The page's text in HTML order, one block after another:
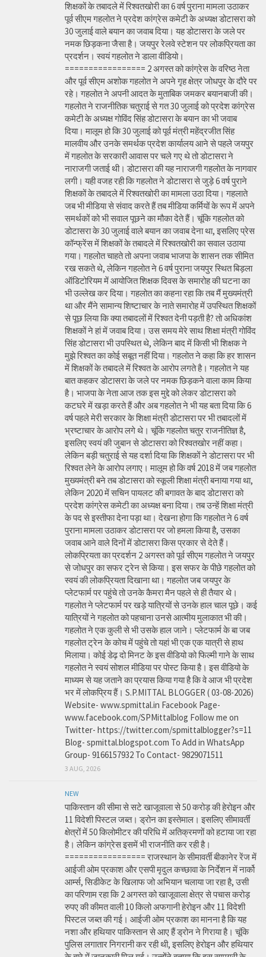
शिक्षकों के तबादले में रिश्वतखोरी का 6 वर्ष पुराना मामला उठाकर
पूर्व सीएम गहलोत ने प्रदेश कांग्रेस कमेटी के अध्यक्ष डोटासरा को
30 जुलाई वाले बयान का जवाब दिया। यह डोटासरा के जले पर
नमक छिड़कना जैसा है। जयपुर रेलवे स्टेशन पर लोकप्रियता का
प्रदर्शन। स्वयं गहलोत ने डाला वीडियो।
================= 2 अगस्त को कांग्रेस के वरिष्ठ नेता
और पूर्व सीएम अशोक गहलोत ने अपने गृह क्षेत्र जोधपुर के दौरे पर
रहे। गहलोत ने अपनी आदत के मुताबिक जमकर बयानबाजी की।
गहलोत ने राजनीतिक चतुराई से गत 30 जुलाई को प्रदेश कांग्रेस
कमेटी के अध्यक्ष गोविंद सिंह डोटासरा के बयान का भी जवाब
दिया। मालूम हो कि 30 जुलाई को पूर्व मंत्री महेंद्रजीत सिंह
मालवीय और उनके समर्थक प्रदेश कार्यालय आने से पहले जयपुर
में गहलोत के सरकारी आवास पर चले गए थे तो डोटासरा ने
नाराजगी जताई थी। डोटासरा की यह नाराजगी गहलोत के नागवार
लगी। यही वजह रही कि गहलोत ने डोटासरा से जुड़े 6 वर्ष पुराने
शिक्षकों के तबादले में रिश्वतखोरी का मामला उठा दिया। गहलाते
जब भी मीडिया से संवाद करते हैं तब मीडिया कर्मियों के रूप में अपने
समर्थकों को भी सवाल पूछने का मौका देते हैं। चूंकि गहलोत को
डोटासरा के 30 जुलाई वाले बयान का जवाब देना था, इसलिए प्रेस
कॉन्फ्रेंस में शिक्षकों के तबादले में रिश्वतखोरी का सवाल उठाया
गया। गहलोत चाहते तो अपना जवाब भाजपा के शासन तक सीमित
रख सकते थे, लेकिन गहलोत ने 6 वर्ष पुराना जयपुर स्थित बिड़ला
ऑडिटोरियम में आयोजित शिक्षक दिवस के समारोह की घटना का
भी उल्लेख कर दिया। गहलोत का कहना रहा कि तब मैं मुख्यमंत्री
था और मैंने सामान्य शिष्टाचार के नाते समारोह में उपस्थित शिक्षकों
से पूछ लिया कि क्या तबादलों में रिश्वत देनी पड़ती है? तो अधिकांश
शिक्षकों ने हां में जवाब दिया। उस समय मेरे साथ शिक्षा मंत्री गोविंद
सिंह डोटासरा भी उपस्थित थे, लेकिन बाद में किसी भी शिक्षक ने
मुझे रिश्वत का कोई सबूत नहीं दिया। गहलोत ने कहा कि हर शासन
में शिक्षकों के तबादले में रिश्वत के आरोप लगते है। गहलोत ने यह
बात कहकर डोटासरा के जले पर नमक छिड़कने वाला काम किया
है। भाजपा के नेता आज तक इस मुद्दे को लेकर डोटासरा को
कटघरे में खड़ा करते हैं और अब गहलोत ने भी यह बता दिया कि 6
वर्ष पहले मेरी सरकार के शिक्षा मंत्री डोटासरा पर भी तबादलों में
भ्रष्टाचार के आरोप लगे थे। चूंकि गहलोत चतुर राजनीतिज्ञ है,
इसलिए स्वयं की जुबान से डोटासरा को रिश्वतखोर नहीं कहा।
लेकिन बड़ी चतुराई से यह दर्शा दिया कि शिक्षकों ने डोटासरा पर भी
रिश्वत लेने के आरोप लगाए। मालूम हो कि वर्ष 2018 में जब गहलोत
मुख्यमंत्री बने तब डोटासरा को स्कूली शिक्षा मंत्री बनाया गया था,
लेकिन 2020 में सचिन पायलट की बगावत के बाद डोटासरा को
प्रदेश कांग्रेस कमेटी का अध्यक्ष बना दिया। तब उन्हें शिक्षा मंत्री
के पद से इस्तीफा देना पड़ा था। देखना होगा कि गहलोत ने 6 वर्ष
पुराना मामला उठाकर डोटासरा पर जो हमला किया है, उसका
जवाब आने वाले दिनों में डोटासरा किस प्रकार से देते हैं।
लोकप्रियता का प्रदर्शन 2 अगस्त को पूर्व सीएम गहलोत ने जयपुर
से जोधपुर का सफर ट्रेन से किया। इस सफर के पीछे गहलोत को
स्वयं की लोकप्रियता दिखाना था। गहलोत जब जयपुर के
प्लेटफार्म पर पहुंचे तो उनके कैमरा मैन पहले से ही तैयार थे।
गहलोत ने प्लेटफार्म पर खड़े यात्रियों से उनके हाल चाल पूछे। कई
यात्रियों ने गहलोत को पहचाना उनसे आत्मीय मुलाकात भी की।
गहलोत ने एक कुली से भी उसके हाल जाने। प्लेटफार्म के बा जब
गहलोत ट्रेन के कोच में पहुंचे तो यहां भी एक एक यात्री से हाथ
मिलाया। कोई डेढ़ दो मिनट के इस वीडियो को फिल्मी गाने के साथ
गहलोत ने स्वयं सोशल मीडिया पर पोस्ट किया है। इस वीडियो के
माध्यम से यह जताने का प्रयास किया गया है कि वे आज भी प्रदेश
भर में लोकप्रिय हैं। S.P.MITTAL BLOGGER ( 03-08-2026)
Website- www.spmittal.in Facebook Page-
www.facebook.com/SPMittalblog Follow me on
Twitter- https://twitter.com/spmittalblogger?s=11
Blog- spmittal.blogspot.com To Add in WhatsApp
Group- 9166157932 To Contact- 9829071511
3 AUG, 2026
NEW
पाकिस्तान की सीमा से सटे खाजूवाला से 50 करोड़ की हेरोइन और
11 विदेशी पिस्टल जब्त। ड्रोन का इस्तेमाल। इसलिए सीमावर्ती
क्षेत्रों में 50 किलोमीटर की परिधि में अतिक्रमणों को हटाया जा रहा
है। लेकिन कांग्रेस इसमें भी राजनीति कर रही है।
================= राजस्थान के सीमावर्ती बीकानेर रेंज में
आईजी ओम प्रकाश और एसपी मृदुल कच्छावा के निर्देशन में नार्को
आर्म्स, सिडीकेट के खिलाफ जो अभियान चलाया जा रहा है, उसी
का परिणाम रहा कि 2 अगस्त को खाजूवाला क्षेत्र से पचास करोड़
रुपए की कीमत वाली 10 किलो अफगानी हेरोइन और 11 विदेशी
पिस्टल जब्त की गई। आईजी ओम प्रकाश का मानना है कि यह
नशा और हथियार पाकिस्तान से आए हैं ड्रोन ने गिराया है। चूंकि
पुलिस लगातार निगरानी कर रही थी, इसलिए हेरोइन और हथियार